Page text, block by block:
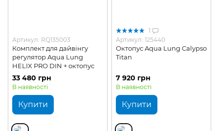
Артикул: RQ135003
Комплект для дайвінгу
регулятор Aqua Lung
HELIX PRO DIN + октопус
33 480 грн
В наявності
Купити
1
Артикул: 125440
Октопус Aqua Lung Calypso
Titan
7 920 грн
В наявності
Купити